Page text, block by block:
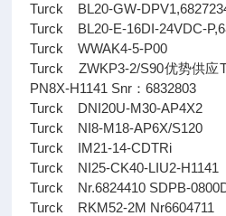
Turck BL20-GW-
Turck BL20-E-16DI-24VDC-
Turck WWAK4-5-P00
Turck ZWKP3-2/S90优势供应
PN8X-H1141 Snr：6832803
Turck DNI20U-M30-AP4X2
Turck NI8-M18-AP6X/S120
Turck IM21-14-CDTRi
Turck NI25-CK40-LIU2-H1141
Turck Nr.6824410 SDPB-
Turck RKM52-2M Nr6604711